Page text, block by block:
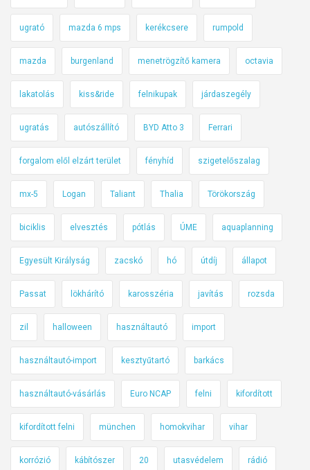
ugrató mazda 6 mps kerékcsere rumpold
mazda burgenland menetrögzítő kamera octavia
lakatolás kiss&ride felnikupak járdaszegély
ugratás autószállító BYD Atto 3 Ferrari
forgalom elől elzárt terület fényhíd szigetelőszalag
mx-5 Logan Taliant Thalia Törökország
biciklis elvesztés pótlás ÚME aquaplanning
Egyesült Királyság zacskó hó útdíj állapot
Passat lökhárító karosszéria javítás rozsda
zil halloween használtautó import
használtautó-import kesztyűtartó barkács
használtautó-vásárlás Euro NCAP felni kifordított
kifordított felni münchen homokvihar vihar
korrózió kábítószer 20 utasvédelem rádió